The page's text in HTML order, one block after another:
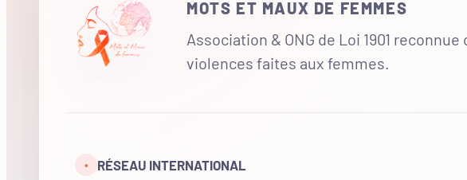
MOTS ET MAUX DE FEMMES
Association & ONG de Loi 1901
violences faites aux femmes.
• RÉSEAU INTERNATIONAL